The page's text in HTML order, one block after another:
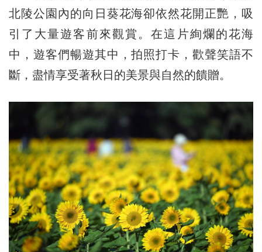
北陵公園內的向日葵花海卻依然花開正艷，吸
引了大量遊客前來觀賞。在這片絢爛的花海
中，遊客們暢遊其中，拍照打卡，歡聲笑語不
斷，盡情享受著秋日的美景與自然的饋贈。